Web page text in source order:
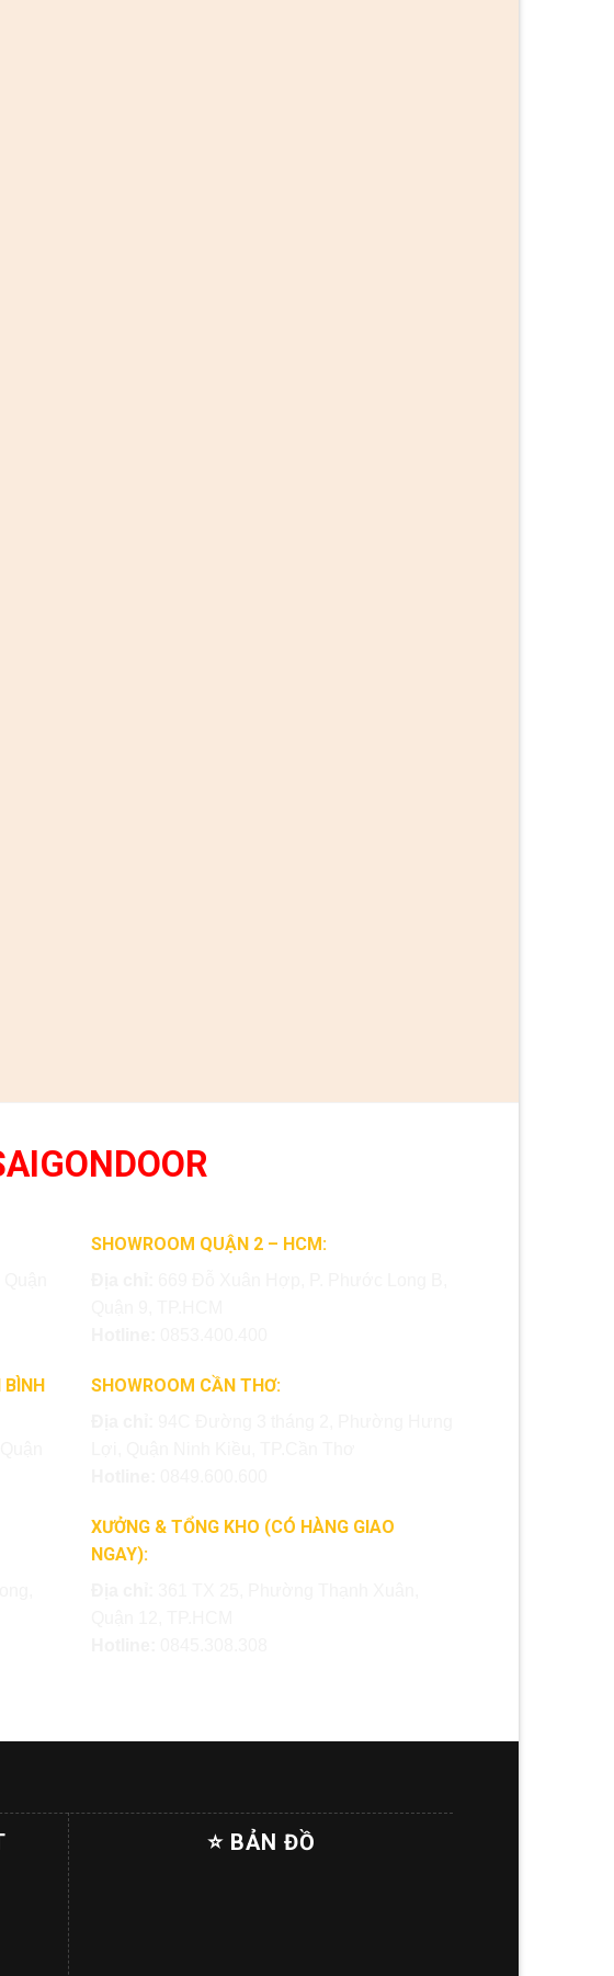
SHOWROOM QUẬN 2 – HCM:
SHOWROOM CẦN THƠ:
XƯỞNG & TỔNG KHO (CÓ HÀNG GIAO
NGAY):
⭐ BẢN ĐỒ